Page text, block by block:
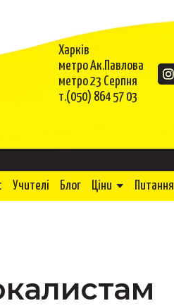
Харків
метро Ак.Павлова
метро 23 Серпня
т.(050) 864 57 03
Учителі Блог Ціни Питання